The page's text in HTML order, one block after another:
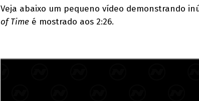
Veja abaixo um pequeno vídeo demonstrando
of Time é mostrado aos 2:26.